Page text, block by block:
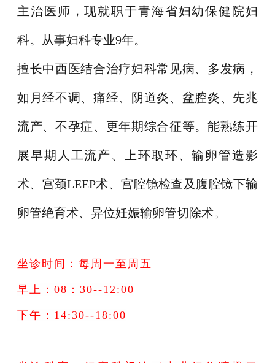
主治医师，现就职于青海省妇幼保健院妇
科。从事妇科专业9年。
擅长中西医结合治疗妇科常见病、多发病，
如月经不调、痛经、阴道炎、盆腔炎、先兆
流产、不孕症、更年期综合征等。能熟练开
展早期人工流产、上环取环、输卵管造影
术、宫颈LEEP术、宫腔镜检查及腹腔镜下输
卵管绝育术、异位妊娠输卵管切除术。
坐诊时间：每周一至周五
早上：08：30--12:00
下午：14:30--18:00